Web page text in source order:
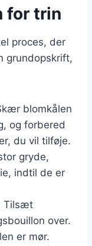
for trin
proces, der
grundopskrift,
blomkålen
og forbered
du vil tilføje.
gryde,
indtil de er
Tilsæt
over.
er mør.